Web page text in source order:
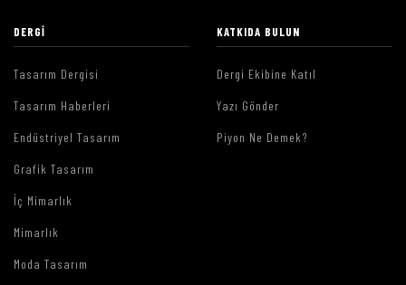
DERGI
Tasarım Dergisi
Tasarım Haberleri
Endüstriyel Tasarım
Grafik Tasarım
İç Mimarlık
Mimarlık
Moda Tasarım
KATKIDA BULUN
Dergi Ekibine Katıl
Yazı Gönder
Piyon Ne Demek?